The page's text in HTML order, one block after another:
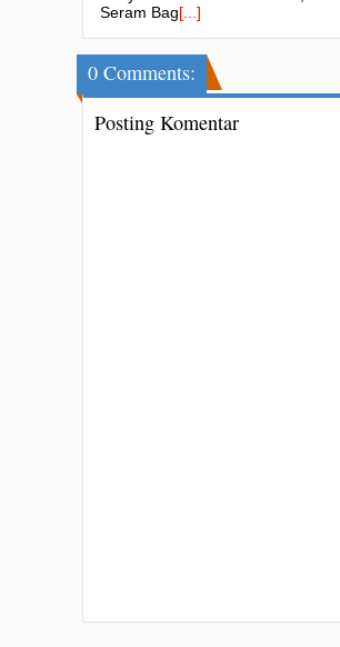
Seram Bag[...]
0 Comments:
Posting Komentar